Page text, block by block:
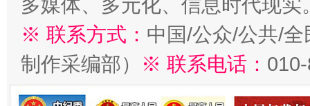
多媒体、多元化、信息时代现实
※ 联系方式： 中国/公众/公共/
制作采编部）
※ 联系电话：